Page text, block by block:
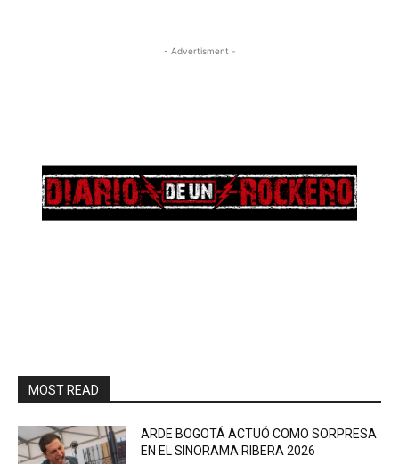
- Advertisment -
MOST READ
ARDE BOGOTÁ ACTUÓ COMO SORPRESA
EN EL SINORAMA RIBERA 2026